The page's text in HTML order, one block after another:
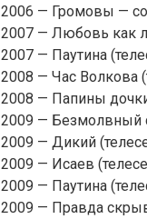
2006 — Громовы —
2007 — Любовь как
2007 — Паутина
2008 — Час Волкова
2008 — Папины
2009 — Безмолвный
2009 — Дикий
2009 — Исаев
2009 — Паутина
2009 — Правда